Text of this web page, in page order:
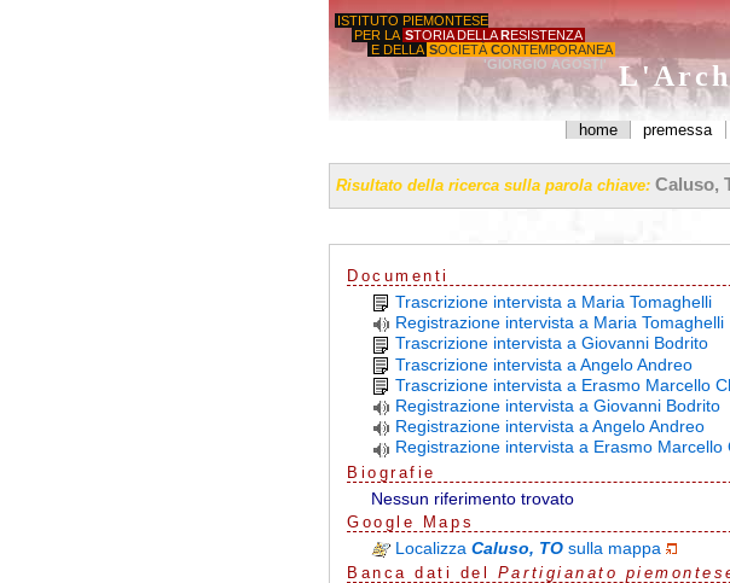
ISTITUTO PIEMONTESE
PER LA STORIA DELLA RESISTENZA
E DELLA SOCIETÀ CONTEMPORANEA
'GIORGIO AGOSTI'
home premessa
Risultato della ricerca sulla parola chiave: Caluso,
Documenti
Trascrizione intervista a Maria Tomaghelli
Registrazione intervista a Maria Tomaghelli
Trascrizione intervista a Giovanni Bodrito
Trascrizione intervista a Angelo Andreo
Trascrizione intervista a Erasmo Marcello
Registrazione intervista a Giovanni Bodrito
Registrazione intervista a Angelo Andreo
Registrazione intervista a Erasmo Marcello
Biografie
Nessun riferimento trovato
G oo g e Maps
LocalizzaCaluso, TOsulla mappa
Banca dati del Partigianato